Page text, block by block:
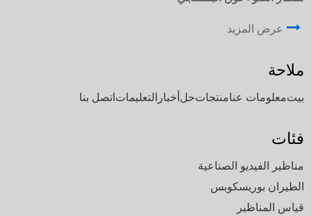
عرض المزيد
ملاحة
بيتمعلومات عنامنتجاتحلأخبار التعليماتاتصل بنا
فئات
مناظير الفيديو الصناعية
الطيران بوريسكوبس
قياس المناظير